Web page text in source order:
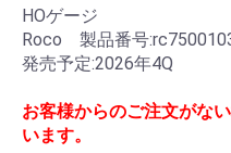
HOゲージ
Roco 製品番号
発売予定:2026年4Q
お客様からのご注文がな
います。